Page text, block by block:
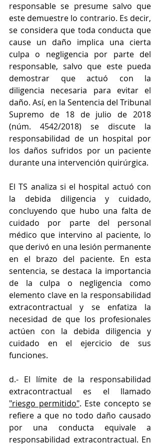
responsable se presume salvo que
este demuestre lo contrario. Es decir,
se considera que toda conducta que
cause un daño implica una cierta
culpa o negligencia por parte del
responsable, salvo que este pueda
demostrar que actuó con la
diligencia necesaria para evitar el
daño. Así, en la Sentencia del Tribunal
Supremo de 18 de julio de 2018
(núm. 4542/2018) se discute la
responsabilidad de un hospital por
los daños sufridos por un paciente
durante una intervención quirúrgica.
El TS analiza si el hospital actuó con
la debida diligencia y cuidado,
concluyendo que hubo una falta de
cuidado por parte del personal
médico que intervino al paciente, lo
que derivó en una lesión permanente
en el brazo del paciente. En esta
sentencia, se destaca la importancia
de la culpa o negligencia como
elemento clave en la responsabilidad
extracontractual y se enfatiza la
necesidad de que los profesionales
actúen con la debida diligencia y
cuidado en el ejercicio de sus
funciones.
d.- El límite de la responsabilidad
"riesgo permitido". Este concepto se
refiere a que no todo daño causado
por una conducta equivale a
responsabilidad extracontractual. En